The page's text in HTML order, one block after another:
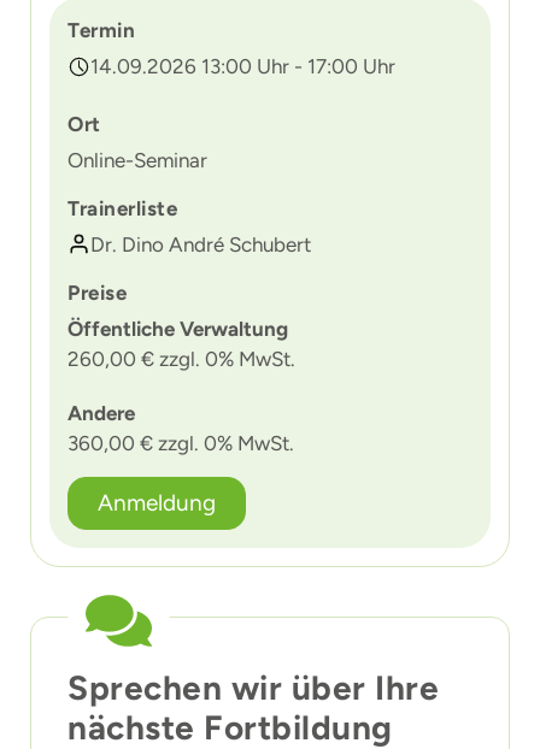
Termin
14.09.2026 13:00 Uhr - 17:00 Uhr
Ort
Online-Seminar
Trainerliste
Dr. Dino André Schubert
Preise
Öffentliche Verwaltung
260,00 € zzgl. 0% MwSt.
Andere
360,00 € zzgl. 0% MwSt.
Anmeldung
Sprechen wir über Ihre
nächste Fortbildung